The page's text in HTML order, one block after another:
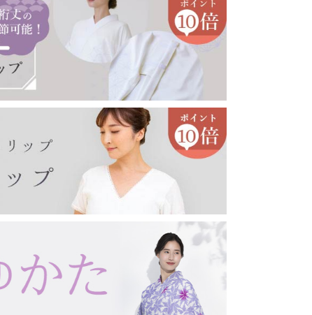
着付小物 肌着・インナー
割烹着
寝巻
便利グッズ
コート・羽織り・ショール
コート
薄コート・羽織
さんびオリジナル印伝
そよか
なごみ
二つ折り財布
小銭入れ・ポーチ
名刺入れ・カードケース
印鑑ケース
眼鏡ケース
キーホルダー・キーケース
その他アクセサリー
女性向け 男性向け
念珠・数珠
女性用 男性用 ブレスレット 念珠入れ